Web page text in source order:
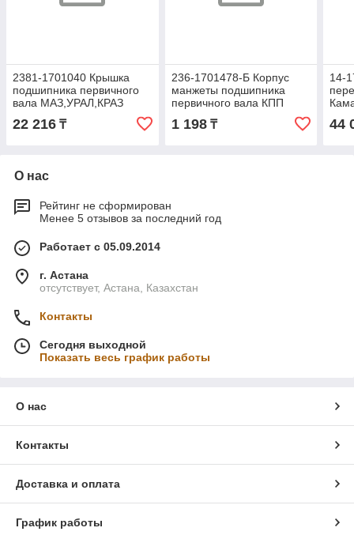
2381-1701040 Крышка
подшипника первичного
вала МАЗ,УРАЛ,КРАЗ
22 216 ₸
236-1701478-Б Корпус
манжеты подшипника
первичного вала КПП
1 198₸
14-
44
О нас
Рейтинг не сформирован
Менее 5 отзывов за последний год
Работает с 05.09.2014
г. Астана
отсутствует, Астана, Казахстан
Контакты
Сегодня выходной
Показать весь график работы
О нас
Контакты
Доставка и оплата
График работы